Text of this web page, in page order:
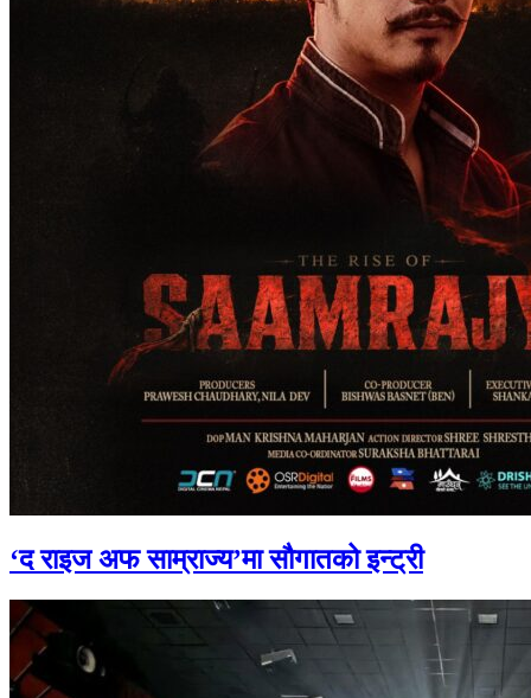
‘द राइज अफ साम्राज्य’मा सौगातको इन्ट्री